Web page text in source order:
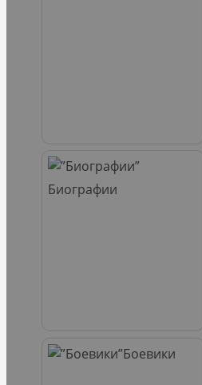
Биографии
Боевики